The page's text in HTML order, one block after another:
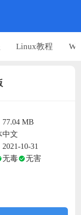
Linux教程
MB
中文
10-31
无毒 无害